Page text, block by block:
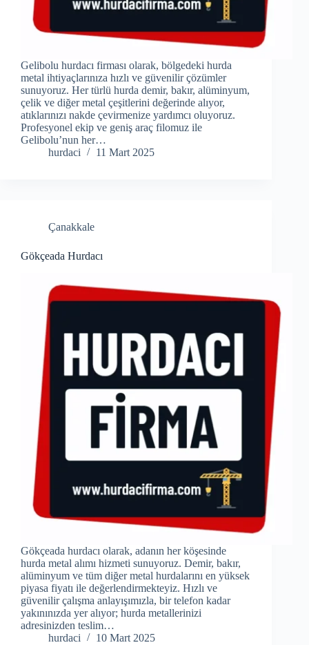
Gelibolu hurdacı firması olarak, bölgedeki hurda
metal ihtiyaçlarınıza hızlı ve güvenilir çözümler
sunuyoruz. Her türlü hurda demir, bakır, alüminyum,
çelik ve diğer metal çeşitlerini değerinde alıyor,
atıklarınızı nakde çevirmenize yardımcı oluyoruz.
Profesyonel ekip ve geniş araç filomuz ile
Gelibolu’nun her…
hurdaci
11 Mart 2025
Çanakkale
Gökçeada Hurdacı
Gökçeada hurdacı olarak, adanın her köşesinde
hurda metal alımı hizmeti sunuyoruz. Demir, bakır,
alüminyum ve tüm diğer metal hurdalarını en yüksek
piyasa fiyatı ile değerlendirmekteyiz. Hızlı ve
güvenilir çalışma anlayışımızla, bir telefon kadar
yakınınızda yer alıyor; hurda metallerinizi
adresinizden teslim…
hurdaci
10 Mart 2025